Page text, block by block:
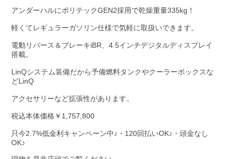
アンダーハルにポリテックGEN2採用で乾燥重量335kg！
軽くてレギュラーガソリン仕様で気軽に取扱いできます。
電動リバース＆ブレーキiBR、4.5インチデジタルディスプレイ
搭載。
LinQシステム装備だから予備燃料タンクやクーラーボックスな
どLinQ
アクセサリーなど拡張性があります。
税込本体価格￥1,757,800
只今2.7%低金利キャンペーン中♪・120回払いOK♪・頭金なし
OK♪